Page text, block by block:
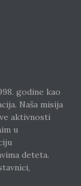
godine kao
Naša misija
aktivnosti
u
deteta.